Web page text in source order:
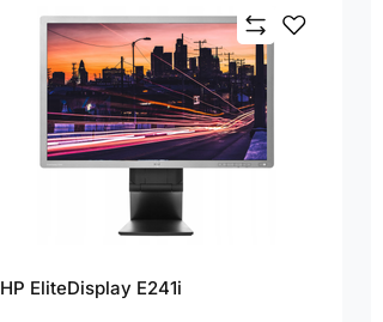
HP EliteDisplay E241i